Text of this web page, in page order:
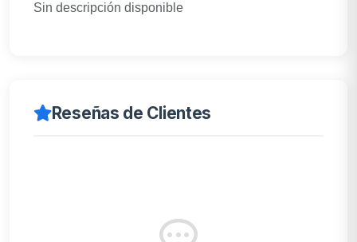
Sin descripción disponible
Reseñas de Clientes